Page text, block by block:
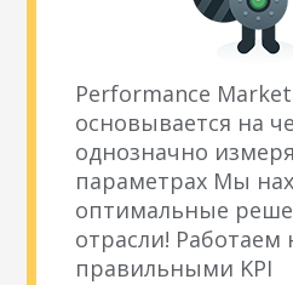
Performance
основывается на
однозначно
параметрах Мы
оптимальные
отрасли! Работаем
правильными KPI